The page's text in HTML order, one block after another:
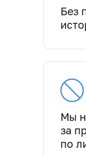
Без
Мы
за
по